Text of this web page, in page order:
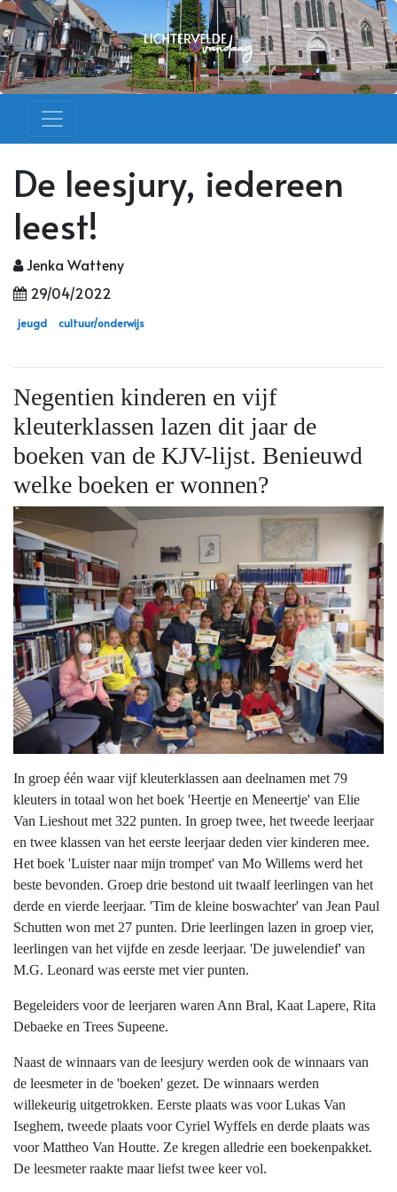
De leesjury, iedereen
leest!
Jenka Watteny
29/04/2022
jeugd cultuur/onderwijs
Negentien kinderen en vijf
kleuterklassen lazen dit jaar de
boeken van de KJV-lijst. Benieuwd
welke boeken er wonnen?
In groep één waar vijf kleuterklassen aan deelnamen met 79
kleuters in totaal won het boek 'Heertje en Meneertje' van Elie
Van Lieshout met 322 punten. In groep twee, het tweede leerjaar
en twee klassen van het eerste leerjaar deden vier kinderen mee.
Het boek 'Luister naar mijn trompet' van Mo Willems werd het
beste bevonden. Groep drie bestond uit twaalf leerlingen van het
derde en vierde leerjaar. 'Tim de kleine boswachter' van Jean Paul
Schutten won met 27 punten. Drie leerlingen lazen in groep vier,
leerlingen van het vijfde en zesde leerjaar. 'De juwelendief' van
M.G. Leonard was eerste met vier punten.
Begeleiders voor de leerjaren waren Ann Bral, Kaat Lapere, Rita
Debaeke en Trees Supeene.
Naast de winnaars van de leesjury werden ook de winnaars van
de leesmeter in de 'boeken' gezet. De winnaars werden
willekeurig uitgetrokken. Eerste plaats was voor Lukas Van
Iseghem, tweede plaats voor Cyriel Wyffels en derde plaats was
voor Mattheo Van Houtte. Ze kregen alledrie een boekenpakket.
De leesmeter raakte maar liefst twee keer vol.